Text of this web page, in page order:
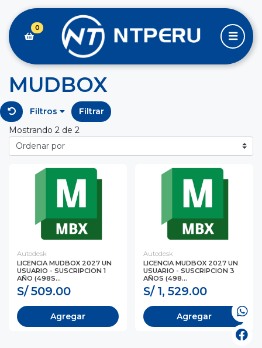
0
MUDBOX
Filtros
Filtrar
Mostrando 2 de 2
Autodesk
LICENCIA MUDBOX 2027 UN
USUARIO - SUSCRIPCION 1
AÑO (498S...
S/ 509.00
Agregar
Autodesk
LICENCIA MUDBOX 2027 UN
USUARIO - SUSCRIPCION 3
AÑOS (498...
S/ 1, 529.00
Agregar